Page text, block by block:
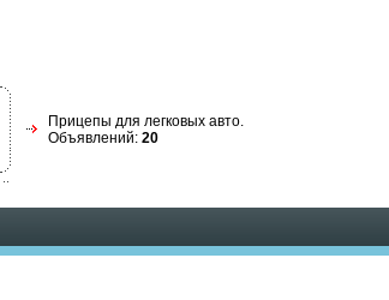
Прицепы для легковых авто.
Объявлений: 20